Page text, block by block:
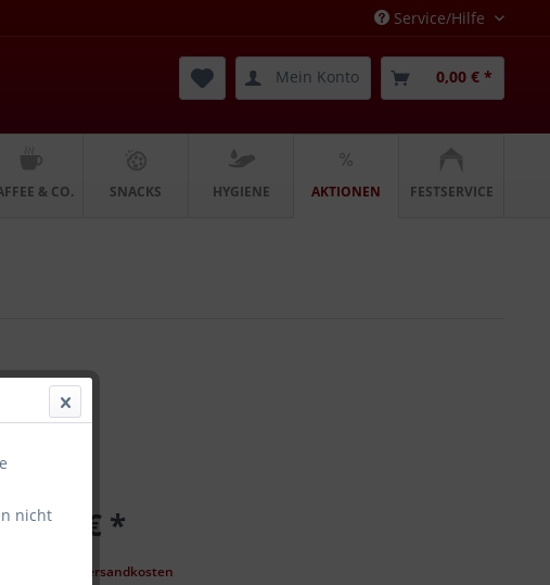
Service/Hilfe
Mein Konto 0,00 € *
& CO. SNACKS HYGIENE AKTIONEN FESTSERVICE
€ *
zzgl. Versandkosten
nicht